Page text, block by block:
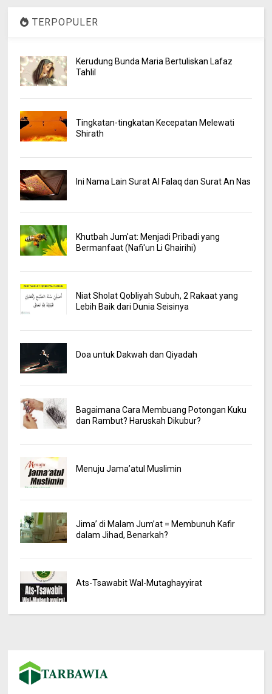
TERPOPULER
Kerudung Bunda Maria Bertuliskan Lafaz
Tahlil
Tingkatan-tingkatan Kecepatan Melewati
Shirath
Ini Nama Lain Surat Al Falaq dan Surat An Nas
Khutbah Jum'at: Menjadi Pribadi yang
Bermanfaat (Nafi'un Li Ghairihi)
Niat Sholat Qobliyah Subuh, 2 Rakaat yang
Lebih Baik dari Dunia Seisinya
Doa untuk Dakwah dan Qiyadah
Bagaimana Cara Membuang Potongan Kuku
dan Rambut? Haruskah Dikubur?
Menuju Jama’atul Muslimin
Jima’ di Malam Jum’at = Membunuh Kafir
dalam Jihad, Benarkah?
Ats-Tsawabit Wal-Mutaghayyirat